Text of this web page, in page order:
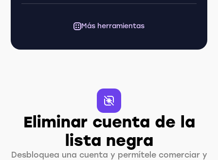
Más herramientas
Eliminar cuenta de la
lista negra
Desbloquea una cuenta y permítele comerciar y